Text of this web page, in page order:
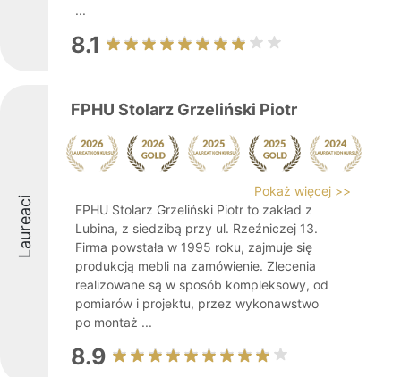
...
8.1
Laureaci
FPHU Stolarz Grzeliński Piotr
Pokaż więcej >>
FPHU Stolarz Grzeliński Piotr to zakład z
Lubina, z siedzibą przy ul. Rzeźniczej 13.
Firma powstała w 1995 roku, zajmuje się
produkcją mebli na zamówienie. Zlecenia
realizowane są w sposób kompleksowy, od
pomiarów i projektu, przez wykonawstwo
po montaż ...
8.9